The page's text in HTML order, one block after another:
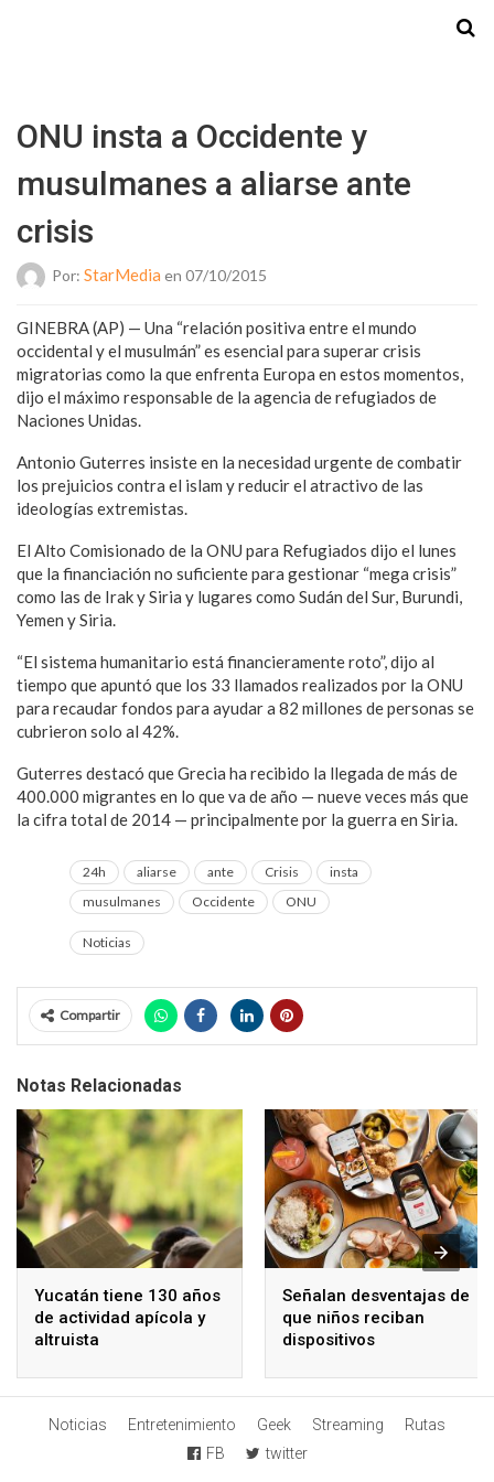
ONU insta a Occidente y
musulmanes a aliarse ante
crisis
Por: StarMedia en 07/10/2015
GINEBRA (AP) — Una “relación positiva entre el mundo
occidental y el musulmán” es esencial para superar crisis
migratorias como la que enfrenta Europa en estos momentos,
dijo el máximo responsable de la agencia de refugiados de
Naciones Unidas.
Antonio Guterres insiste en la necesidad urgente de combatir
los prejuicios contra el islam y reducir el atractivo de las
ideologías extremistas.
El Alto Comisionado de la ONU para Refugiados dijo el lunes
que la financiación no suficiente para gestionar “mega crisis”
como las de Irak y Siria y lugares como Sudán del Sur, Burundi,
Yemen y Siria.
“El sistema humanitario está financieramente roto”, dijo al
tiempo que apuntó que los 33 llamados realizados por la ONU
para recaudar fondos para ayudar a 82 millones de personas se
cubrieron solo al 42%.
Guterres destacó que Grecia ha recibido la llegada de más de
400.000 migrantes en lo que va de año — nueve veces más que
la cifra total de 2014 — principalmente por la guerra en Siria.
24h aliarse ante Crisis
insta
musulmanes
Occidente ONU
Noticias
Compartir
Notas Relacionadas
Yucatán tiene 130 años
de actividad apícola y
altruista
Señalan desventajas de
que niños reciban
dispositivos
Noticias Entretenimiento Geek Streaming
Rutas
FB
twitter